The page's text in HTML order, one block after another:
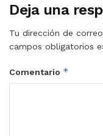
Deja una
Tu dirección de
campos obligatorios
Comentario *